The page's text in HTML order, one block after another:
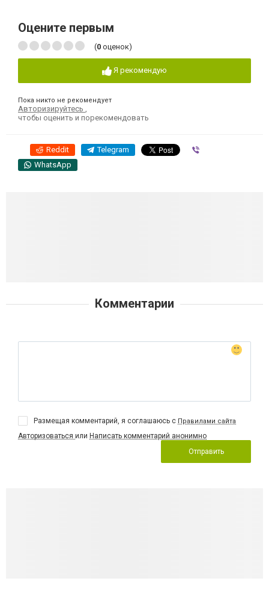
Оцените первым
(0 оценок)
Я рекомендую
Пока никто не рекомендует
Авторизируйтесь
чтобы оценить и порекомендовать
Reddit Telegram
WhatsApp
Комментарии
Размещая комментарий, я соглашаюсь с Правилами сайта
Авторизоваться или Написать комментарий анонимно
Отправить